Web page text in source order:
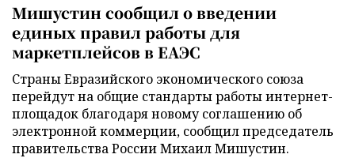
Мишустин сообщил о введении
единых правил работы для
маркетплейсов в ЕАЭС
Страны Евразийского экономического союза
перейдут на общие стандарты работы интернет-
площадок благодаря новому соглашению об
электронной коммерции, сообщил председатель
правительства России Михаил Мишустин.